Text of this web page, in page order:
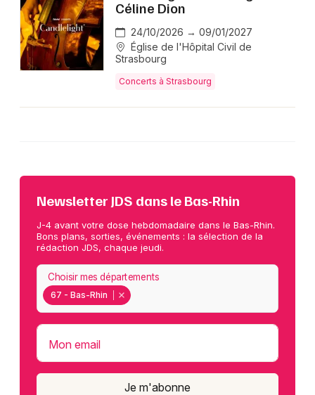
Céline Dion
24/10/2026 → 09/01/2027
Église de l'Hôpital Civil de
Strasbourg
Concerts à Strasbourg
Newsletter JDS dans le Bas-Rhin
J-4 avant votre dose hebdomadaire dans le Bas-Rhin.
Bons plans, sorties, événements : la sélection de la
rédaction JDS, chaque jeudi.
67 - Bas-Rhin
Choisir mes départements
Mon email
Je m'abonne